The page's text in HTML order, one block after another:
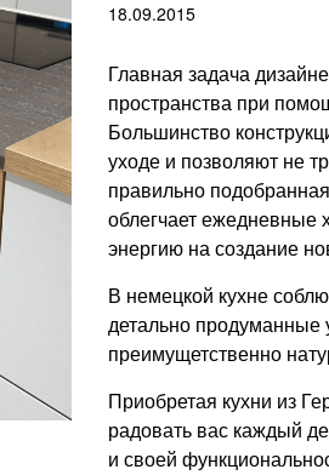
18.09.2015
Главная задача
пространства при
Большинство
уходе и позволяют не
правильно
облегчает ежедневные
энергию на создание
В немецкой кухне
детально
преимущетственно
Приобретая кухни из
радовать вас каждый
и своей